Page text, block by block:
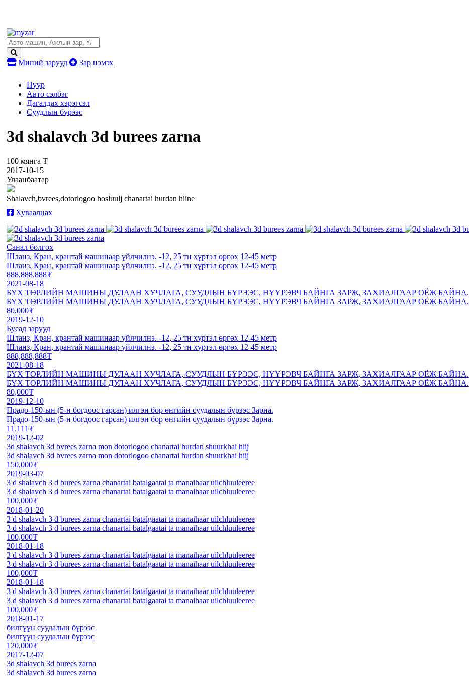
Миний зарууд Зар нэмэх
Нүүр
Авто сэлбэг
Дагалдах хэрэгсэл
Суудлын бүрээс
3d shalavch 3d burees zarna
100 мянга ₮
2017-10-15
Улаанбаатар
Shalavch,bvrees,dotorlogoo hosluulj chanartai hurdan hiine
Хуваалцах
Санал болгох
Шланз, Кран, крантай машинаар үйлчилнэ. -12, 25 тн хүртэл өргөх 12-45 метр
Шланз, Кран, крантай машинаар үйлчилнэ. -12, 25 тн хүртэл өргөх 12-45 метр
888,888,888₮
2021-08-18
БҮХ ТӨРЛИЙН МАШИНЫ ДУЛААН ХУЧЛАГА, СУУДЛЫН БҮРЭЭС, НҮҮРЭВЧ БАЙНГА ЗАРЖ, ЗАХИАЛГААР ОЁЖ БАЙНА.
БҮХ ТӨРЛИЙН МАШИНЫ ДУЛААН ХУЧЛАГА, СУУДЛЫН БҮРЭЭС, НҮҮРЭВЧ БАЙНГА ЗАРЖ, ЗАХИАЛГААР ОЁЖ БАЙНА.
80,000₮
2019-12-10
Бусад зарууд
Шланз, Кран, крантай машинаар үйлчилнэ. -12, 25 тн хүртэл өргөх 12-45 метр
Шланз, Кран, крантай машинаар үйлчилнэ. -12, 25 тн хүртэл өргөх 12-45 метр
888,888,888₮
2021-08-18
БҮХ ТӨРЛИЙН МАШИНЫ ДУЛААН ХУЧЛАГА, СУУДЛЫН БҮРЭЭС, НҮҮРЭВЧ БАЙНГА ЗАРЖ, ЗАХИАЛГААР ОЁЖ БАЙНА.
БҮХ ТӨРЛИЙН МАШИНЫ ДУЛААН ХУЧЛАГА, СУУДЛЫН БҮРЭЭС, НҮҮРЭВЧ БАЙНГА ЗАРЖ, ЗАХИАЛГААР ОЁЖ БАЙНА.
80,000₮
2019-12-10
Прадо-150-ын (5-н богдоос гарсан) илгэн бор өнгийн суудалын бүрээс Зарна.
Прадо-150-ын (5-н богдоос гарсан) илгэн бор өнгийн суудалын бүрээс Зарна.
11,111₮
2019-12-02
3d shalavch 3d bvrees zarna mon dotorlogoo chanartai hurdan shuurkhai hiij
3d shalavch 3d bvrees zarna mon dotorlogoo chanartai hurdan shuurkhai hiij
150,000₮
2019-03-07
3 d shalavch 3 d burees zarna chanartai batalgaatai ta manaihaar uilchluuleeree
3 d shalavch 3 d burees zarna chanartai batalgaatai ta manaihaar uilchluuleeree
100,000₮
2018-01-20
3 d shalavch 3 d burees zarna chanartai batalgaatai ta manaihaar uilchluuleeree
3 d shalavch 3 d burees zarna chanartai batalgaatai ta manaihaar uilchluuleeree
100,000₮
2018-01-18
3 d shalavch 3 d burees zarna chanartai batalgaatai ta manaihaar uilchluuleeree
3 d shalavch 3 d burees zarna chanartai batalgaatai ta manaihaar uilchluuleeree
100,000₮
2018-01-18
3 d shalavch 3 d burees zarna chanartai batalgaatai ta manaihaar uilchluuleeree
3 d shalavch 3 d burees zarna chanartai batalgaatai ta manaihaar uilchluuleeree
100,000₮
2018-01-17
билгүүн суудалын бүрээс
билгүүн суудалын бүрээс
120,000₮
2017-12-07
3d shalavch 3d burees zarna
3d shalavch 3d burees zarna